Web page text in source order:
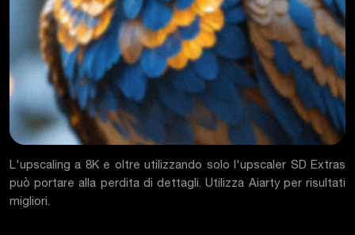
L'upscaling a 8K e oltre utilizzando solo l'upscaler SD Extras
può portare alla perdita di dettagli. Utilizza Aiarty per risultati
migliori.